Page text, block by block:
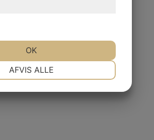
AFVIS ALLE
OK